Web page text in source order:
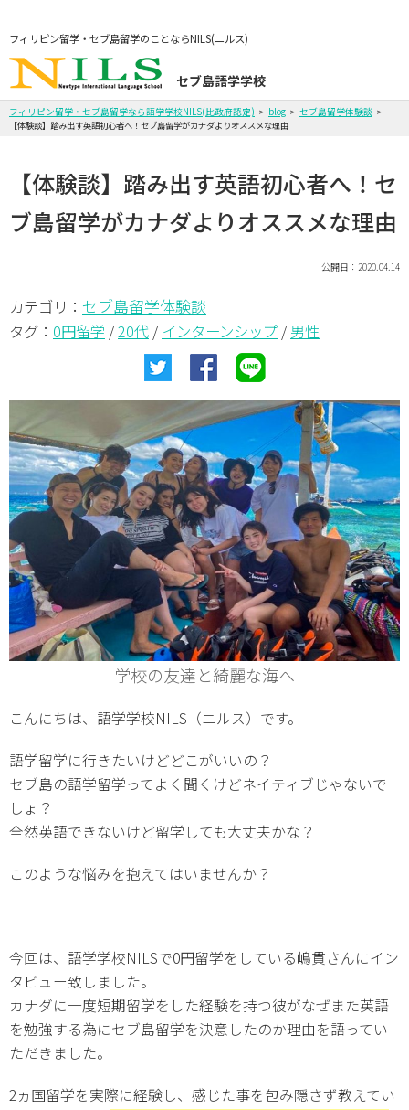
セブ島語学学校
フィリピン留学・セブ島留学のことならNILS(ニルス)
フィリピン留学・セブ島留学なら語学学校NILS(比政府認定) blog
セブ島留学体験談
【体験談】踏み出す英語初心者へ！セブ島留学がカナダよりオススメな理由
【体験談】踏み出す英語初心者へ！セ
ブ島留学がカナダよりオススメな理由
公開日：2020.04.14
カテゴリ： セブ島留学体験談
タグ： 0円留学 /20代 / インターンシップ /男性
学校の友達と綺麗な海へ
こんにちは、語学学校NILS（ニルス）です。
語学留学に行きたいけどどこがいいの？
セブ島の語学留学ってよく聞くけどネイティブじゃないで
しょ？
全然英語できないけど留学しても大丈夫かな？
このような悩みを抱えてはいませんか？
今回は、語学学校NILSで0円留学をしている嶋貫さんにイン
タビュー致しました。
カナダに一度短期留学をした経験を持つ彼がなぜまた英語
を勉強する為にセブ島留学を決意したのか理由を語ってい
ただきました。
2ヵ国留学を実際に経験し、感じた事を包み隠さず教えてい